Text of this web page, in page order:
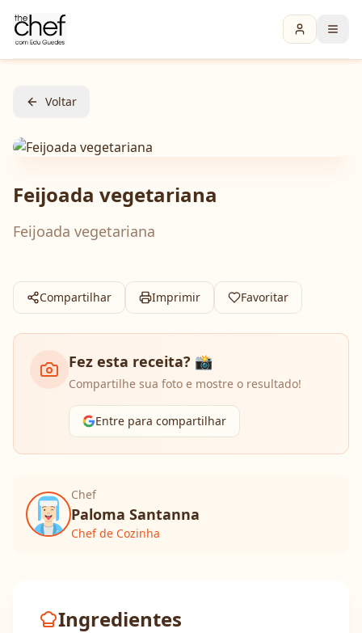
Voltar
Feijoada vegetariana
Feijoada vegetariana
Compartilhar Imprimir Favoritar
Fez esta receita? 📸
Compartilhe sua foto e mostre o resultado!
Entre para compartilhar
Chef
Paloma Santanna
Chef de Cozinha
Ingredientes